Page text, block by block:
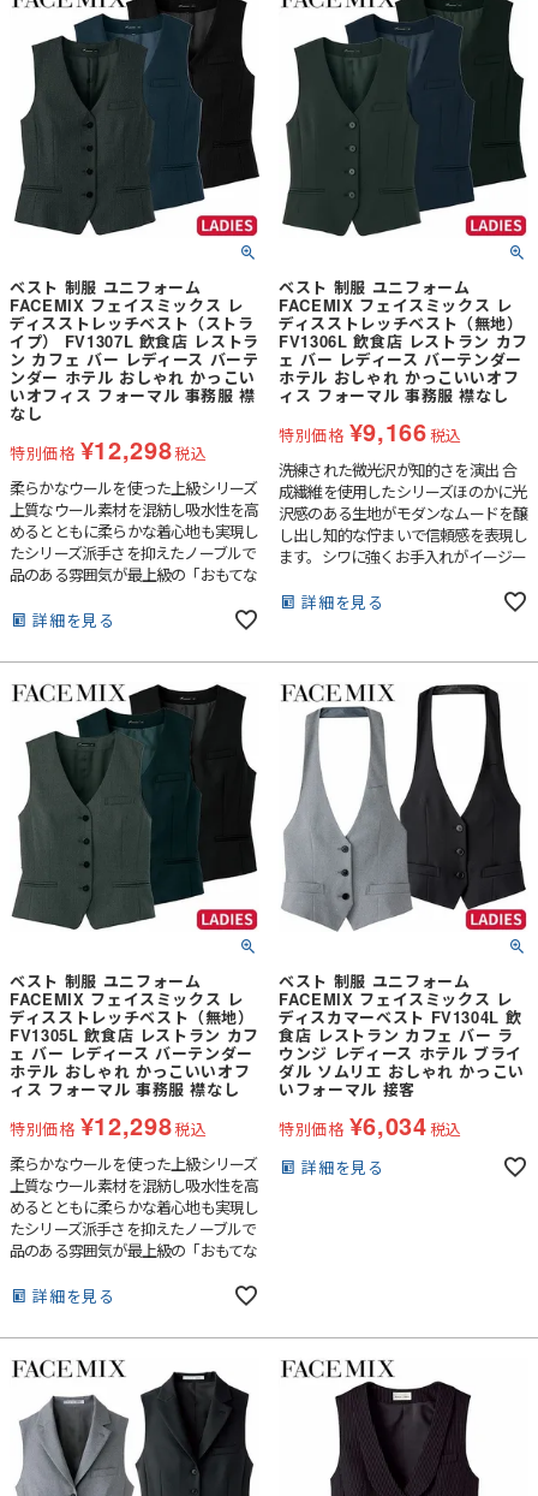
ベスト 制服 ユニフォーム
FACEMIX フェイスミックス レ
ディスストレッチベスト（ストラ
イプ） FV1307L 飲食店 レストラ
ン カフェ バー レディース バーテ
ンダー ホテル おしゃれ かっこい
いオフィス フォーマル 事務服 襟
なし
特別価格 ¥12,298税込
柔らかなウールを使った上級シリーズ
上質なウール素材を混紡し吸水性を高
めるとともに柔らかな着心地も実現し
たシリーズ派手さを抑えたノーブルで
品のある雰囲気が最上級の「おもてな
詳細を見る
ベスト 制服 ユニフォーム
FACEMIX フェイスミックス レ
ディスストレッチベスト（無地）
FV1306L 飲食店 レストラン カフ
ェ バー レディース バーテンダー
ホテル おしゃれ かっこいいオフ
ィス フォーマル 事務服 襟なし
特別価格 ¥9,166税込
洗練された微光沢が知的さを演出 合
成繊維を使用したシリーズほのかに光
沢感のある生地がモダンなムードを醸
し出し知的な佇まいで信頼感を表現し
ます。シワに強くお手入れがイージー
詳細を見る
ベスト 制服 ユニフォーム
FACEMIX フェイスミックス レ
ディスストレッチベスト（無地）
FV1305L 飲食店 レストラン カフ
ェ バー レディース バーテンダー
ホテル おしゃれ かっこいいオフ
ィス フォーマル 事務服 襟なし
特別価格 ¥12,298税込
柔らかなウールを使った上級シリーズ
上質なウール素材を混紡し吸水性を高
めるとともに柔らかな着心地も実現し
たシリーズ派手さを抑えたノーブルで
品のある雰囲気が最上級の「おもてな
詳細を見る
ベスト 制服 ユニフォーム
FACEMIX フェイスミックス レ
ディスカマーベスト FV1304L 飲
食店 レストラン カフェ バー ラ
ウンジ レディース ホテル ブライ
ダル ソムリエ おしゃれ かっこい
いフォーマル 接客
特別価格 ¥6,034税込
詳細を見る